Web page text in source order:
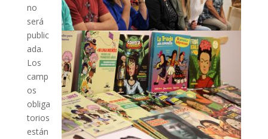
no
será
public
ada.
Los
camp
os
obliga
torios
están